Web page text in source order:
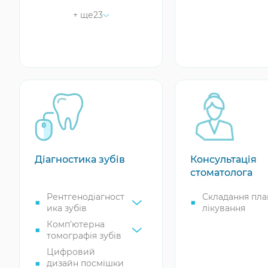
Пломбування
молочних зубів у
Герметизація
Лікування карієсу
молочних зубів
Профілактика
карієсу у дітей
Стоматит у дітей
дітей
Пародонтоз у
дітей
Пульпіт у дітей
Флюс у дітей
+ ще23
Діагностика зубів
Рентгенодіагност
ика зубів
Комп’ютерна
томографія зубів
Цифровий
дизайн посмішки
Консультація
стоматолога
Складання
лікування